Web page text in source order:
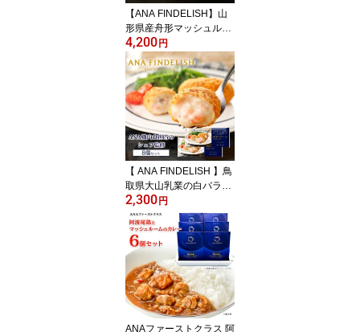
【ANA FINDELISH】山
形県産舟形マッシュルー
ムを使ったデミグラスハ
ンバーグ お取り寄せグル
メ 簡単 時短 洋食 ana ア
ナ機内食 冷凍 贅沢グル
メ 食べ物 ギフト惣菜 惣
菜セット 惣菜ギフト 惣
菜 冷凍惣菜
4,200 円
【 ANA FINDELISH 】鳥
取県大山乳業の白バラ牛
乳を使った海老のクリー
ムコロッケ お取り寄せグ
ルメ 簡単 時短 洋食 ana
アナ機内食 冷凍 贅沢グ
ルメ 食べ物 ギフト惣菜
惣菜セット 惣菜ギフト
惣菜 冷凍惣菜
2,300 円
ANAファーストクラス 阿